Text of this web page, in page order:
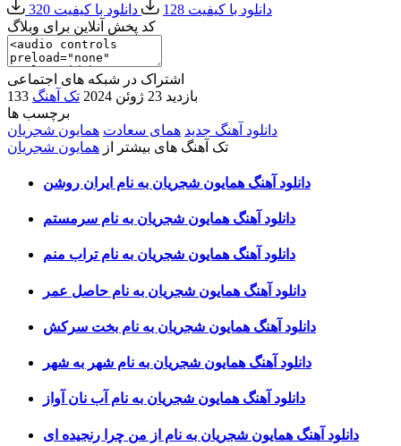
دانلود با کیفیت 128
دانلود با کیفیت 320
کد پخش آنلاین برای وبلاگ
اشتراک در شبکه های اجتماعی
133 بازدید 23 ژوئن 2024
تک آهنگ
برچسب ها
دانلود آهنگ جدید همای سعادت همایون شجریان
تک آهنگ های بیشتر از همایون شجریان
دانلود آهنگ همایون شجریان به نام ایران روشن
دانلود آهنگ همایون شجریان به نام سرمستم
دانلود آهنگ همایون شجریان به نام تراب منم
دانلود آهنگ همایون شجریان به نام حاصل عمر
دانلود آهنگ همایون شجریان به نام بخت سرکش
دانلود آهنگ همایون شجریان به نام شهر به شهر
دانلود آهنگ همایون شجریان به نام آب نان آواز
دانلود آهنگ همایون شجریان به نام از من چرا رنجیده ای